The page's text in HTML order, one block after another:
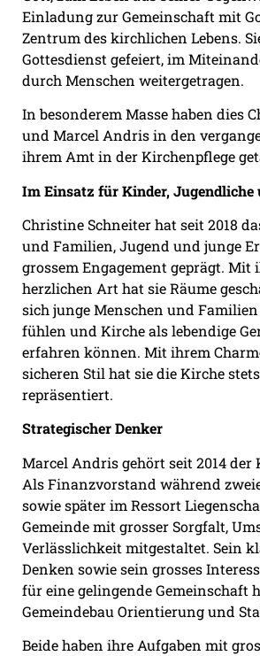
Einladung zur Gemeinschaft mit
Zentrum des kirchlichen Lebens.
Gottesdienst gefeiert, im
durch Menschen weitergetragen.
In besonderem Masse haben dies
und Marcel Andris in den
ihrem Amt in der Kirchenpflege
Im Einsatz für Kinder, Jugendliche
Christine Schneiter hat seit 2018
und Familien, Jugend und junge
grossem Engagement geprägt. Mit
herzlichen Art hat sie Räume
sich junge Menschen und
fühlen und Kirche als lebendige
erfahren können. Mit ihrem
sicheren Stil hat sie die Kirche
repräsentiert.
Strategischer Denker
Marcel Andris gehört seit 2014 der
Als Finanzvorstand während
sowie später im Ressort
Gemeinde mit grosser Sorgfalt,
Verlässlichkeit mitgestaltet. Sein
Denken sowie sein grosses
für eine gelingende Gemeinschaft
Gemeindebau Orientierung und
Beide haben ihre Aufgaben mit